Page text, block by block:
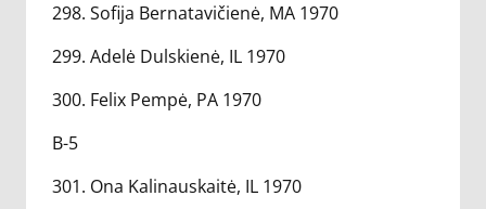
298. Sofija Bernatavičienė, MA 1970
299. Adelė Dulskienė, IL 1970
300. Felix Pempė, PA 1970
B-5
301. Ona Kalinauskaitė, IL 1970